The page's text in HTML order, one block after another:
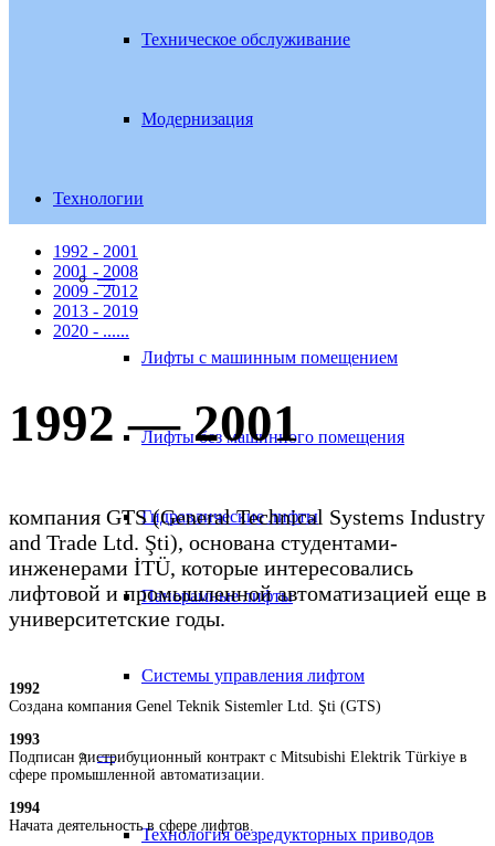
Техническое обслуживание
Модернизация
Технологии
—
Лифты с машинным помещением
Лифты без машинного помещения
Гидравлические лифты
Панорамные лифты
Системы управления лифтом
—
Технология безредукторных приводов
1992 - 2001
2001 - 2008
2009 - 2012
2013 - 2019
2020 - ......
1992 — 2001
компания GTS (General Technical Systems Industry
and Trade Ltd. Şti), основана студентами-
инженерами İTÜ, которые интересовались
лифтовой и промышленной автоматизацией еще в
университетские годы.
1992
Создана компания Genel Teknik Sistemler Ltd. Şti (GTS)
1993
Подписан дистрибуционный контракт с Mitsubishi Elektrik Türkiye в
сфере промышленной автоматизации.
1994
Начата деятельность в сфере лифтов.